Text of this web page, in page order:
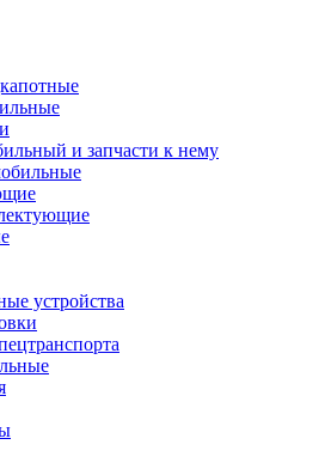
и запчасти к нему
устройства